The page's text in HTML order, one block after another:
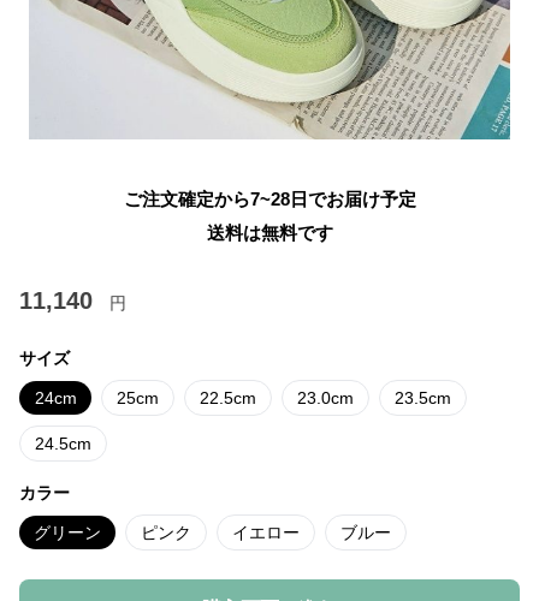
ご注文確定から7~28日でお届け予定
送料は無料です
11,140 円
サイズ
24cm 25cm 22.5cm 23.0cm 23.5cm
24.5cm
カラー
グリーン ピンク イエロー ブルー